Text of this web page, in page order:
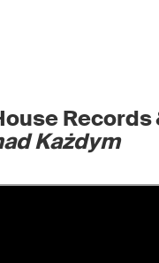
Records
Każdym